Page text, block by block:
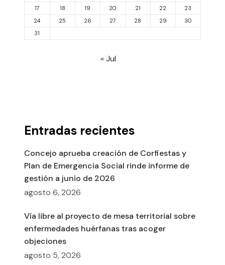
17
18 19 20 21 22
23
24
25 26 27 28 29
30
31
« Jul
Entradas recientes
Concejo aprueba creación de Corfiestas y
Plan de Emergencia Social rinde informe de
gestión a junio de 2026
agosto 6, 2026
Vía libre al proyecto de mesa territorial sobre
enfermedades huérfanas tras acoger
objeciones
agosto 5, 2026